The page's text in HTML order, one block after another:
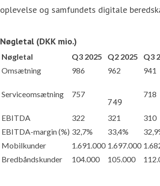
oplevelse og samfundets digitale
Nøgletal (DKK mio.)
Nøgletal Q3 2025 Q2 2025
Q3
Omsætning
986 962 941
Serviceomsætning 757
749
718
EBITDA 322 321
310
EBITDA-margin (%) 32,7% 33,4%
Mobilkunder
1.691.000 1.697.000
Bredbåndskunder
104.000 105.000